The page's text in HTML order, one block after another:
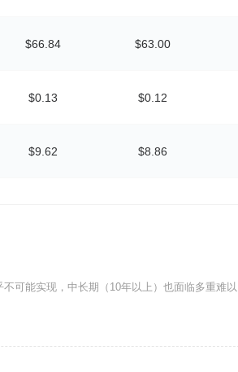
$66.84 $63.00
$0.13 $0.12
$9.62 $8.86
可能实现，中长期（10年以上）也面临多重难以